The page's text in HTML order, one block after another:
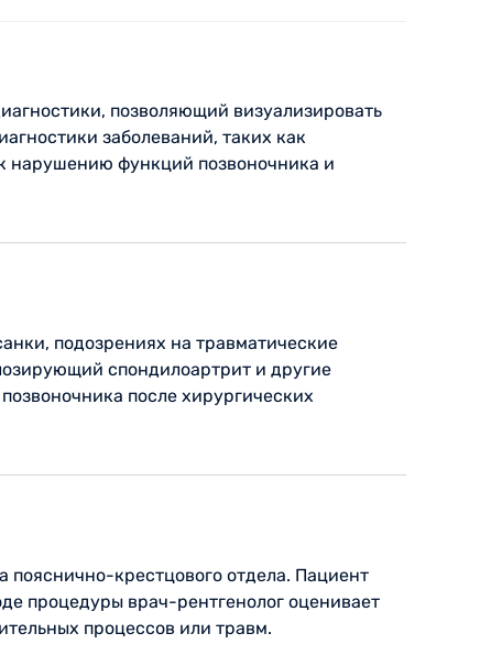
позволяющий визуализировать
заболеваний, таких как
нарушению функций позвоночника и
подозрениях на травматические
спондилоартрит и другие
после хирургических
пояснично-крестцового отдела. Пациент
процедуры врач-рентгенолог оценивает
процессов или травм.